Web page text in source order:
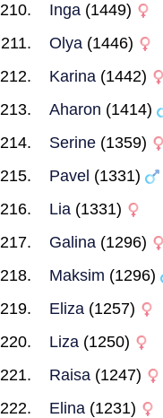
Inga (1449)
Olya (1446)
Karina (1442)
Aharon (1414)
Serine (1359)
Pavel (1331)
Lia (1331)
Galina (1296)
Maksim (1296)
Eliza (1257)
Liza (1250)
Raisa (1247)
Elina (1231)